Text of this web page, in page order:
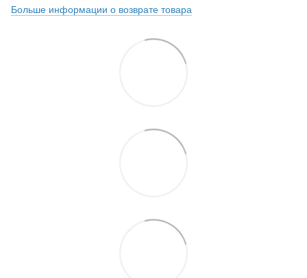
Больше информации о возврате товара